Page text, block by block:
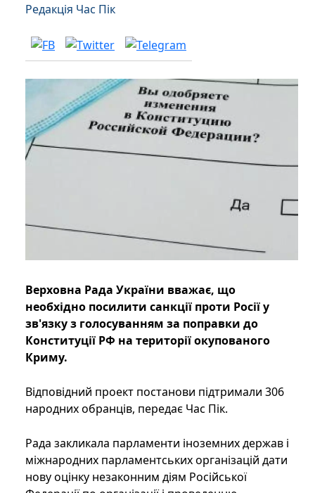
Редакція Час Пік
Верховна Рада України вважає, що
необхідно посилити санкції проти Росії у
зв'язку з голосуванням за поправки до
Конституції РФ на території окупованого
Криму.
Відповідний проект постанови підтримали 306
народних обранців, передає Час Пік.
Рада закликала парламенти іноземних держав і
міжнародних парламентських організацій дати
нову оцінку незаконним діям Російської